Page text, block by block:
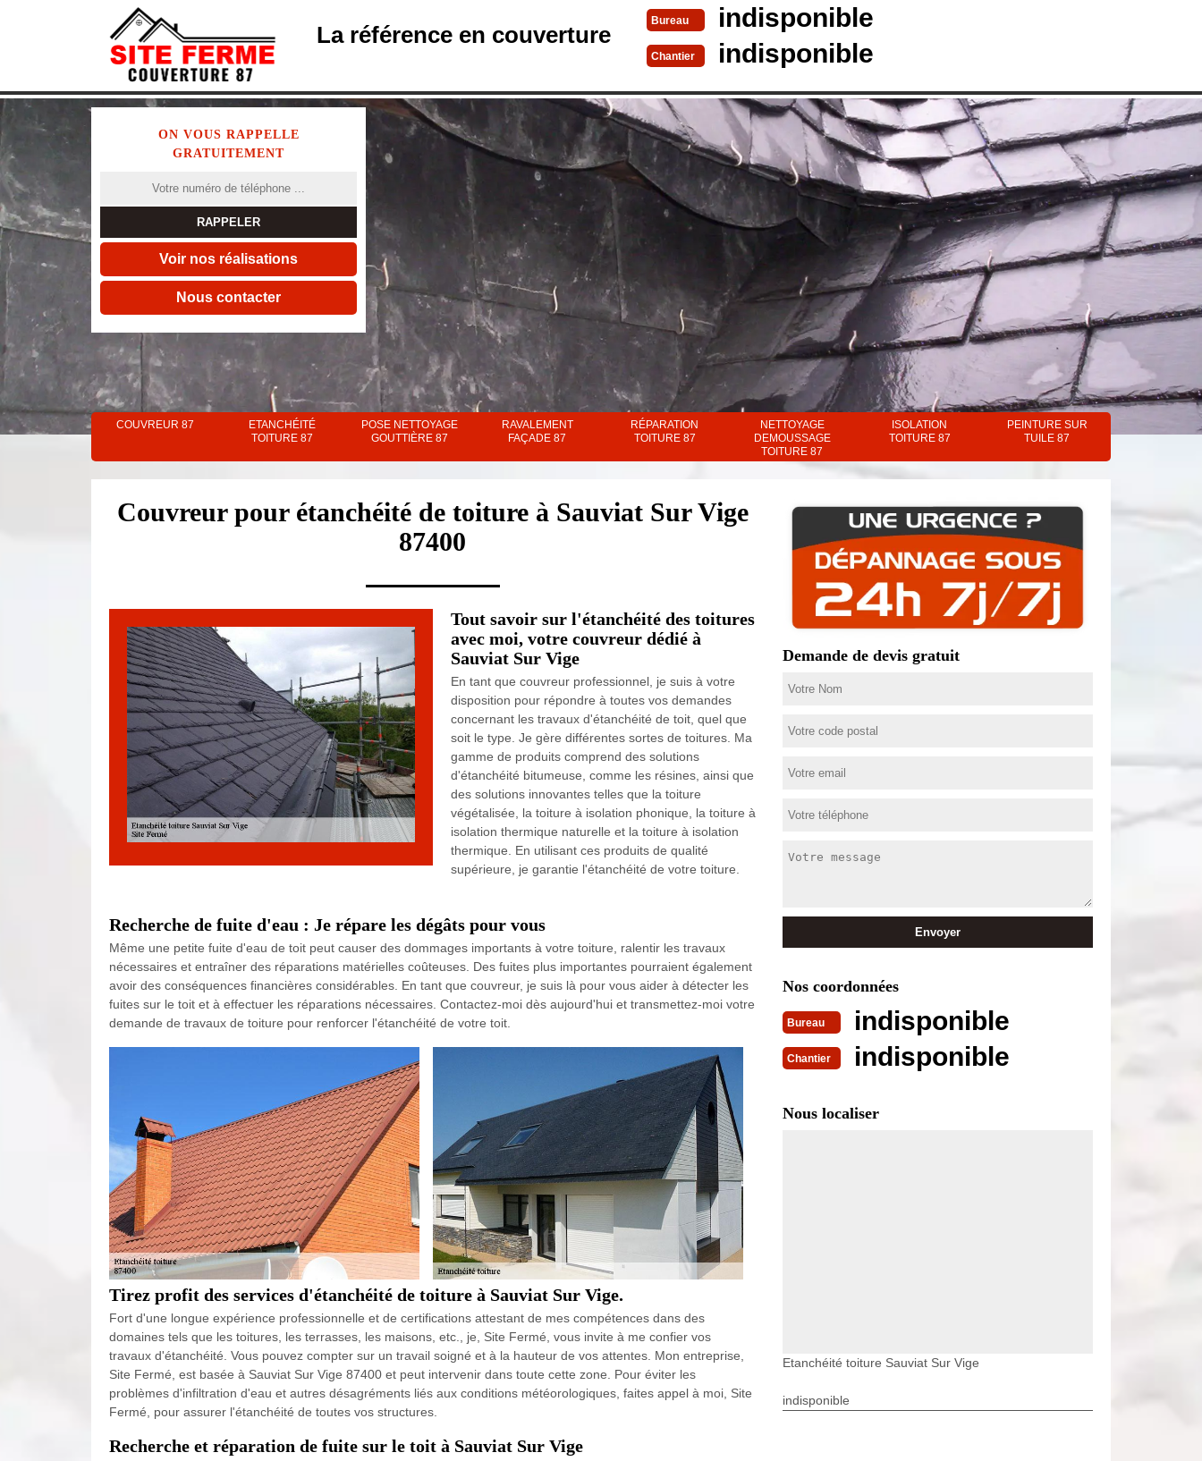
La référence en couverture
Bureau indisponible
Chantier indisponible
ON VOUS RAPPELLE
GRATUITEMENT
Voir nos réalisations
Nous contacter
COUVREUR 87
ETANCHÉITÉ
TOITURE 87
POSE NETTOYAGE
GOUTTIÈRE 87
RAVALEMENT
FAÇADE 87
RÉPARATION
TOITURE 87
NETTOYAGE
DEMOUSSAGE
TOITURE 87
ISOLATION
TOITURE 87
PEINTURE SUR
TUILE 87
Couvreur pour étanchéité de toiture à Sauviat Sur Vige
87400
Tout savoir sur l'étanchéité des toitures
avec moi, votre couvreur dédié à
Sauviat Sur Vige
En tant que couvreur professionnel, je suis à votre
disposition pour répondre à toutes vos demandes
concernant les travaux d'étanchéité de toit, quel que
soit le type. Je gère différentes sortes de toitures. Ma
gamme de produits comprend des solutions
d'étanchéité bitumeuse, comme les résines, ainsi que
des solutions innovantes telles que la toiture
végétalisée, la toiture à isolation phonique, la toiture à
isolation thermique naturelle et la toiture à isolation
thermique. En utilisant ces produits de qualité
supérieure, je garantie l'étanchéité de votre toiture.
Recherche de fuite d'eau : Je répare les dégâts pour vous
Même une petite fuite d'eau de toit peut causer des dommages importants à votre toiture, ralentir les travaux
nécessaires et entraîner des réparations matérielles coûteuses. Des fuites plus importantes pourraient également
avoir des conséquences financières considérables. En tant que couvreur, je suis là pour vous aider à détecter les
fuites sur le toit et à effectuer les réparations nécessaires. Contactez-moi dès aujourd'hui et transmettez-moi votre
demande de travaux de toiture pour renforcer l'étanchéité de votre toit.
Tirez profit des services d'étanchéité de toiture à Sauviat Sur Vige.
Fort d'une longue expérience professionnelle et de certifications attestant de mes compétences dans des
domaines tels que les toitures, les terrasses, les maisons, etc., je, Site Fermé, vous invite à me confier vos
travaux d'étanchéité. Vous pouvez compter sur un travail soigné et à la hauteur de vos attentes. Mon entreprise,
Site Fermé, est basée à Sauviat Sur Vige 87400 et peut intervenir dans toute cette zone. Pour éviter les
problèmes d'infiltration d'eau et autres désagréments liés aux conditions météorologiques, faites appel à moi, Site
Fermé, pour assurer l'étanchéité de toutes vos structures.
Recherche et réparation de fuite sur le toit à Sauviat Sur Vige
Demande de devis gratuit
Nos coordonnées
Bureau indisponible
Chantier indisponible
Nous localiser
Etanchéité toiture Sauviat Sur Vige
indisponible